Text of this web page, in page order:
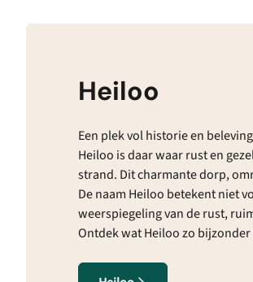
Heiloo
Een plek vol historie en
Heiloo is daar waar rust en
strand. Dit charmante dorp,
De naam Heiloo betekent niet
weerspiegeling van de rust,
Ontdek wat Heiloo zo